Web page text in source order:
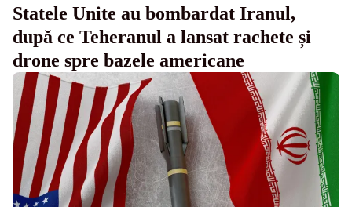
Statele Unite au bombardat Iranul,
după ce Teheranul a lansat rachete și
drone spre bazele americane